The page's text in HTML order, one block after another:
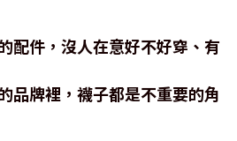
配件，沒人在意好不好穿、有
品牌裡，襪子都是不重要的角